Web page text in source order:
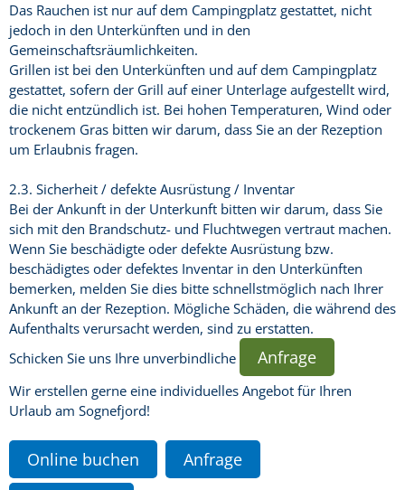
Das Rauchen ist nur auf dem Campingplatz gestattet, nicht
jedoch in den Unterkünften und in den
Gemeinschaftsräumlichkeiten.
Grillen ist bei den Unterkünften und auf dem Campingplatz
gestattet, sofern der Grill auf einer Unterlage aufgestellt wird,
die nicht entzündlich ist. Bei hohen Temperaturen, Wind oder
trockenem Gras bitten wir darum, dass Sie an der Rezeption
um Erlaubnis fragen.
2.3. Sicherheit / defekte Ausrüstung / Inventar
Bei der Ankunft in der Unterkunft bitten wir darum, dass Sie
sich mit den Brandschutz- und Fluchtwegen vertraut machen.
Wenn Sie beschädigte oder defekte Ausrüstung bzw.
beschädigtes oder defektes Inventar in den Unterkünften
bemerken, melden Sie dies bitte schnellstmöglich nach Ihrer
Ankunft an der Rezeption. Mögliche Schäden, die während des
Aufenthalts verursacht werden, sind zu erstatten.
Schicken Sie uns Ihre unverbindliche
Anfrage
Wir erstellen gerne eine individuelles Angebot für Ihren
Urlaub am Sognefjord!
Online buchen
Anfrage